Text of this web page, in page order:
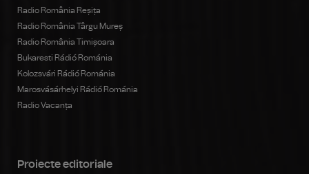
Radio România Reșița
Radio România Târgu Mureș
Radio România Timișoara
Bukaresti Rádió Románia
Kolozsvári Rádió Románia
Marosvásárhelyi Rádió Románia
Radio Vacanța
Proiecte editoriale